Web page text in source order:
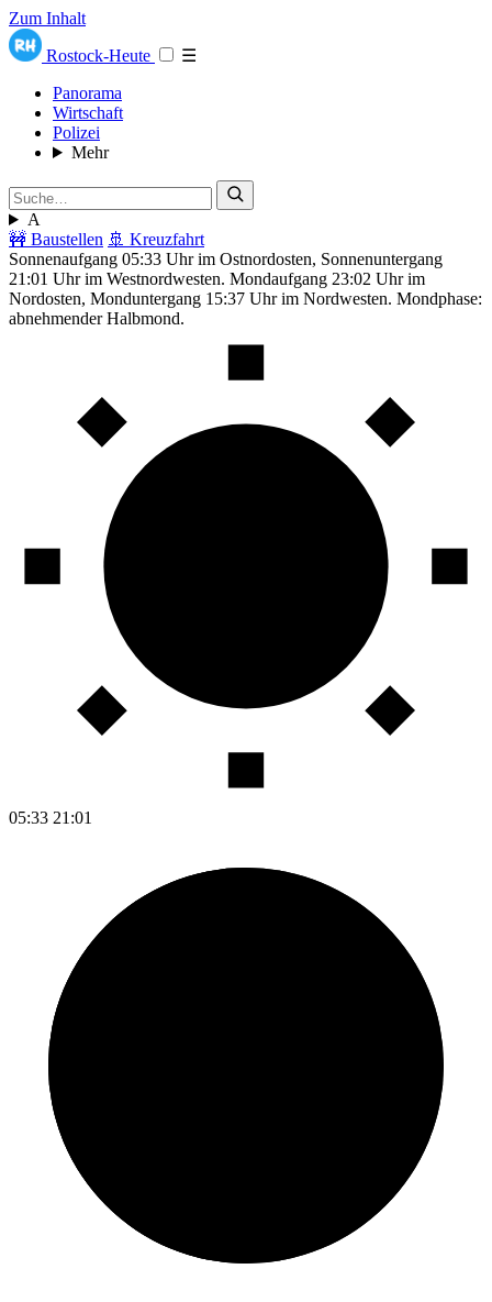
Zum Inhalt
Rostock-Heute
☰
Panorama
Wirtschaft
Polizei
Mehr
A
🚧 Baustellen 🚢 Kreuzfahrt
Sonnenaufgang 05:33 Uhr im Ostnordosten, Sonnenuntergang
21:01 Uhr im Westnordwesten. Mondaufgang 23:02 Uhr im
Nordosten, Monduntergang 15:37 Uhr im Nordwesten. Mondphase:
abnehmender Halbmond.
05:33 21:01